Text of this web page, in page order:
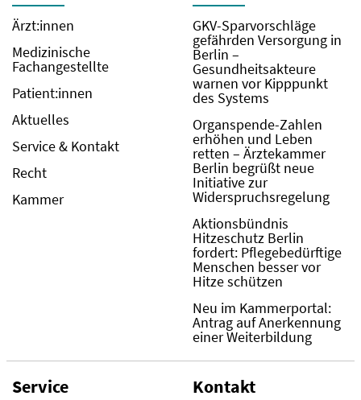
Ärzt:innen
Medizinische
Fachangestellte
Patient:innen
Aktuelles
Service & Kontakt
Recht
Kammer
GKV-Sparvorschläge
gefährden Versorgung in
Berlin –
Gesundheitsakteure
warnen vor Kipppunkt
des Systems
Organspende-Zahlen
erhöhen und Leben
retten – Ärztekammer
Berlin begrüßt neue
Initiative zur
Widerspruchsregelung
Aktionsbündnis
Hitzeschutz Berlin
fordert: Pflegebedürftige
Menschen besser vor
Hitze schützen
Neu im Kammerportal:
Antrag auf Anerkennung
einer Weiterbildung
Service Kontakt